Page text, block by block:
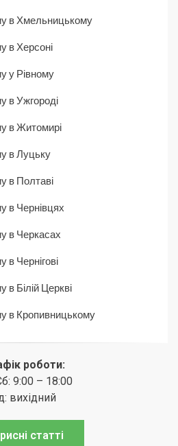
в Хмельницькому
в Херсоні
у Рівному
в Ужгороді
в Житомирі
в Луцьку
в Полтаві
в Чернівцях
в Черкасах
в Чернігові
в Білій Церкві
в Кропивницькому
роботи:
9:00 – 18:00
вихідний
статті